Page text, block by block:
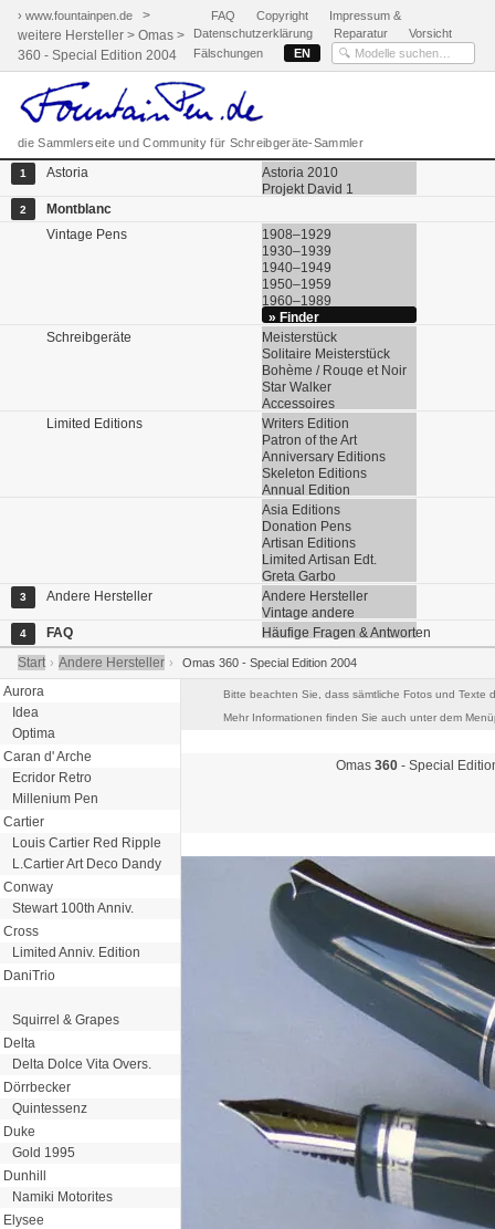
› www.fountainpen.de
>
weitere Hersteller > Omas >
360 - Special Edition 2004
FAQ Copyright
Impressum &
Datenschutzerklärung
Reparatur
Vorsicht
Fälschungen
EN
die Sammlerseite und Community für Schreibgeräte-Sammler
1 Astoria
Astoria 2010
Projekt David 1
2
Montblanc
Vintage Pens
1908–1929
1930–1939
1940–1949
1950–1959
1960–1989
» Finder
Schreibgeräte
Meisterstück
Solitaire Meisterstück
Bohème / Rouge et Noir
Star Walker
Accessoires
Limited Editions
Writers Edition
Patron of the Art
Anniversary Editions
Skeleton Editions
Annual Edition
Asia Editions
Donation Pens
Artisan Editions
Limited Artisan Edt.
Greta Garbo
3 Andere Hersteller
Andere Hersteller
Vintage andere
4 FAQ
Häufige Fragen & Antworten
Start › Andere Hersteller › Omas 360 - Special Edition 2004
Aurora
Idea
Optima
Caran d' Arche
Ecridor Retro
Millenium Pen
Cartier
Louis Cartier Red Ripple
L.Cartier Art Deco Dandy
Conway
Stewart 100th Anniv.
Cross
Limited Anniv. Edition
DaniTrio
Squirrel & Grapes
Delta
Delta Dolce Vita Overs.
Dörrbecker
Quintessenz
Duke
Gold 1995
Dunhill
Namiki Motorites
Elysee
Bitte beachten Sie, dass sämtliche Fotos und Texte
Mehr Informationen finden Sie auch unter dem
Omas 360 - Special